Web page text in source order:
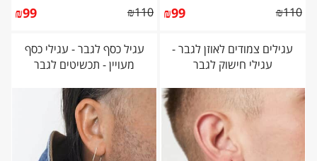
₪110
₪99
₪110
₪99
עגילים צמודים לאוזן לגבר -
עגילי חישוק לגבר
עגיל כסף לגבר - עגילי כסף
מעויין - תכשיטים לגבר